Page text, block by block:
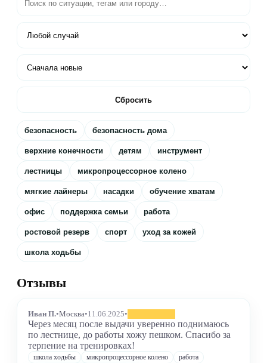
Сбросить
безопасность безопасность дома
верхние конечности детям инструмент
лестницы микропроцессорное колено
мягкие лайнеры насадки обучение хватам
офис поддержка семьи работа
ростовой резерв спорт уход за кожей
школа ходьбы
Отзывы
Иван П.•Москва•11.06.2025•
Через месяц после выдачи уверенно поднимаюсь
по лестнице, до работы хожу пешком. Спасибо за
терпение на тренировках!
школа ходьбы микропроцессорное колено работа